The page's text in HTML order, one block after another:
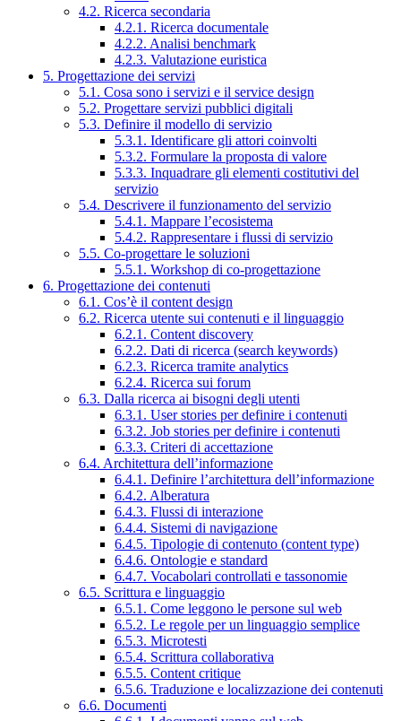
4.2. Ricerca secondaria
4.2.1. Ricerca documentale
4.2.2. Analisi benchmark
4.2.3. Valutazione euristica
5. Progettazione dei servizi
5.1. Cosa sono i servizi e il service design
5.2. Progettare servizi pubblici digitali
5.3. Definire il modello di servizio
5.3.1. Identificare gli attori coinvolti
5.3.2. Formulare la proposta di valore
5.3.3. Inquadrare gli elementi costitutivi del
servizio
5.4. Descrivere il funzionamento del servizio
5.4.1. Mappare l’ecosistema
5.4.2. Rappresentare i flussi di servizio
5.5. Co-progettare le soluzioni
5.5.1. Workshop di co-progettazione
6. Progettazione dei contenuti
6.1. Cos’è il content design
6.2. Ricerca utente sui contenuti e il linguaggio
6.2.1. Content discovery
6.2.2. Dati di ricerca (search keywords)
6.2.3. Ricerca tramite analytics
6.2.4. Ricerca sui forum
6.3. Dalla ricerca ai bisogni degli utenti
6.3.1. User stories per definire i contenuti
6.3.2. Job stories per definire i contenuti
6.3.3. Criteri di accettazione
6.4. Architettura dell’informazione
6.4.1. Definire l’architettura dell’informazione
6.4.2. Alberatura
6.4.3. Flussi di interazione
6.4.4. Sistemi di navigazione
6.4.5. Tipologie di contenuto (content type)
6.4.6. Ontologie e standard
6.4.7. Vocabolari controllati e tassonomie
6.5. Scrittura e linguaggio
6.5.1. Come leggono le persone sul web
6.5.2. Le regole per un linguaggio semplice
6.5.3. Microtesti
6.5.4. Scrittura collaborativa
6.5.5. Content critique
6.5.6. Traduzione e localizzazione dei contenuti
6.6. Documenti